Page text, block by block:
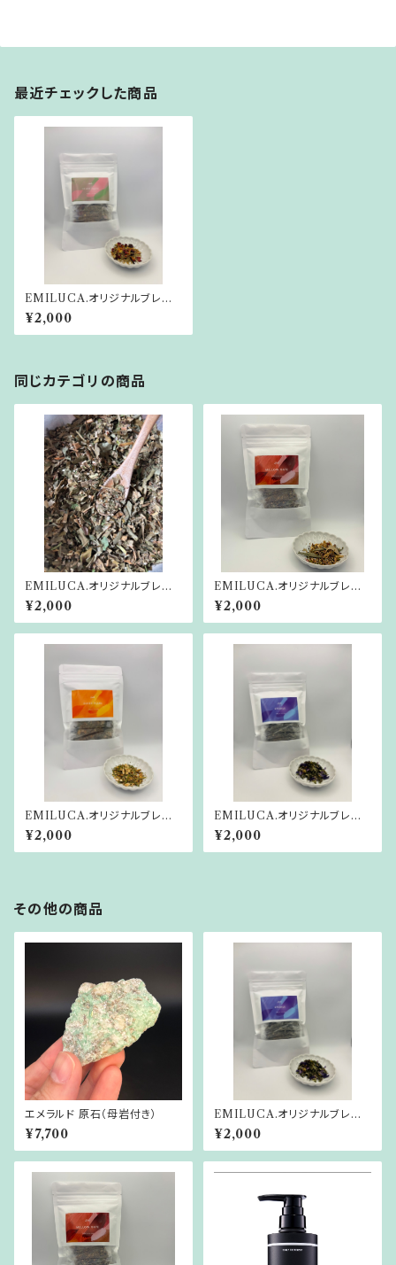
最近チェックした商品
EMILUCA.オリジナルブレンド
ハーブティー HEART NOT
E
¥2,000
同じカテゴリの商品
EMILUCA.オリジナルブレンド
ハーブティー TSUKUYOMI
¥2,000
EMILUCA.オリジナルブレンド
ハーブティー MELLOW GA
TE
¥2,000
EMILUCA.オリジナルブレンド
ハーブティー INNER FLAR
E
¥2,000
EMILUCA.オリジナルブレンド
ハーブティー SPEAKLE
¥2,000
その他の商品
エメラルド 原石（母岩付き）
¥7,700
EMILUCA.オリジナルブレンド
ハーブティー SPEAKLE
¥2,000